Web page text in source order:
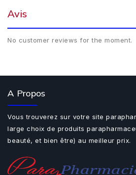
Avis
No customer reviews for the moment.
A Propos
Vous trouverez sur votre site
large choix de produits
beauté, et bien être) au meilleur prix.